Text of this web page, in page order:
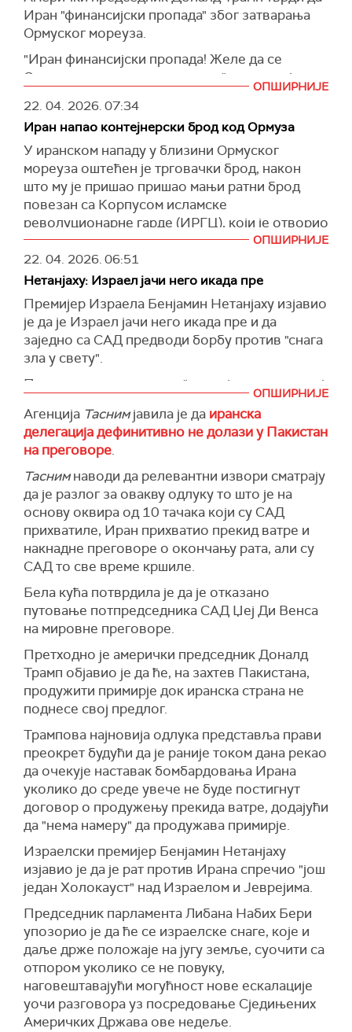
Израелска влада је одбацила критике из ЕУ,
оптужујући поједине европске лидере за
двоструке стандарде и политичку
пристрасност.
Споразум о придруживању између ЕУи
Израела, потписан 2000. године је правна
основа за трговинске односе ЕУ-а с
Израелом, односно правни и
институционални оквир за политички дијалог
и привредну сарадњу између ЕУ и Израела.
(Guardian)
ризикује да буде изложено америчким
санкцијама. Настављамо да замрзавамо
руководство у име народа Ирана", упозорио је
Бесент.
Острво Харг се сматра центром иранске
нафтне индустрије, кроз које пролази 90
одсто њеног извоза.
(Guardian)
Према његовим речима, Иран је способан да
се супротстави притисцима и "малтретирању",
уз поруку да ће земља бранити своје интересе
Иранске власти су навеле да су се америчке
снаге током акције укрцале на трговачки брод
и онеспособиле његове навигационе системе,
што су описале као "чин пиратерије у
међународним водама".
(Танјуг)
Иран "финансијски пропада" због затварања
Ормуског мореуза.
"Иран финансијски пропада! Желе да се
Ормуски мореуз одмах отвори", написао је
додајући да
Исламска Република „жели новац“.
(Times of Israel)
ОПШИРНИЈЕ
22. 04. 2026.07:34
Иран напао контејнерски брод код Ормуза
У иранском нападу у близини Ормуског
мореуза оштећен је трговачки брод, након
што му је пришао пришао мањи ратни брод
повезан са Корпусом исламске
револуционарне гарде (ИРГЦ), који је отворио
ватру без претходног упозорења путем радија,
саопштила Организација за поморски
саобраћај Велике Британије.
У нападу је причињена значајна штета на
командном мосту пловила, а посада је
безбедна.
Према доступним информацијама, није било
пожара и изливања загађујућих материја у
Британска војно-цивилна служба која прати
безбедност поморског саобраћаја није навела
детаље о застави брода нити његовој тачној
локацији у тренутку инцидента.
(CNN)
ОПШИРНИЈЕ
22. 04. 2026.06:51
Нетанјаху: Израел јачи него икада пре
Премијер Израела Бенјамин Нетанјаху изјавио
је да је Израел јачи него икада пре и да
заједно са САД предводи борбу против "снага
зла у свету".
Према његовим речима, "непријатељи у свакој
генерацији подизали са циљем да униште
јеврејски народ", али и додао да се у ономе
што назива "генерацијом обнове", Израел
подиже против непријатеља.
"Иранска осовина зла, која је планирала да нас
уништи, сада се бори за сопствени опстанак. У
рату обнове разбили смо велике делове
(иранске осовине)", нагласио је Нетанјаху.
(Times of Israel)
ОПШИРНИЈЕ
Агенција Таснимјавила је да иранска
делегација дефинитивно не долази у Пакистан
на преговоре.
Таснимнаводи да релевантни извори сматрају
да је разлог за овакву одлуку то што је на
основу оквира од 10 тачака који су САД
прихватиле, Иран прихватио прекид ватре и
накнадне преговоре о окончању рата, али су
САД то све време кршиле.
Бела кућа потврдила је да је отказано
путовање потпредседника САД Џеј Ди Венса
на мировне преговоре.
Претходно је амерички председник Доналд
Трамп објавио је да ће, на захтев Пакистана,
продужити примирје док иранска страна не
поднесе свој предлог.
Трампова најновија одлука представља прави
преокрет будући да је раније током дана рекао
да очекује наставак бомбардовања Ирана
уколико до среде увече не буде постигнут
договор о продужењу прекида ватре, додајући
да "нема намеру" да продужава примирје.
Израелски премијер Бенјамин Нетанјаху
изјавио је да је рат против Ирана спречио "још
један Холокауст" над Израелом и Јеврејима.
Председник парламента Либана Набих Бери
упозорио је да ће се израелске снаге, које и
даље држе положаје на југу земље, суочити са
отпором уколико се не повуку,
наговештавајући могућност нове ескалације
уочи разговора уз посредовање Сједињених
Америчких Држава ове недеље.